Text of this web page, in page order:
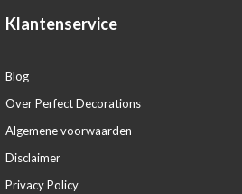
Klantenservice
Blog
Over Perfect Decorations
Algemene voorwaarden
Disclaimer
Privacy Policy